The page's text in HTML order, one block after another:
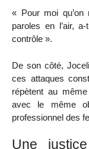
« Pour moi
paroles en l’air,
contrôle ».
De son côté,
ces attaques
répètent au
avec le même
professionnel des
Une